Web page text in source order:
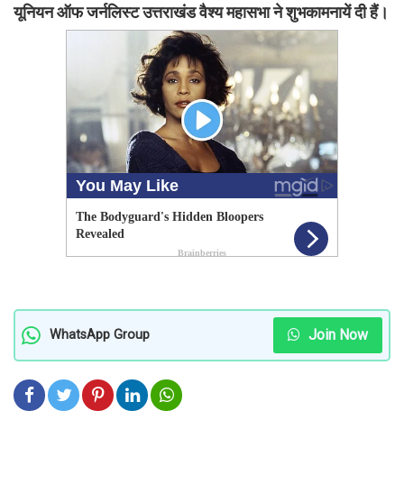
यूनियन ऑफ जर्नलिस्ट उत्तराखंड वैश्य महासभा ने शुभकामनायें दी हैं।
WhatsApp Group Join Now